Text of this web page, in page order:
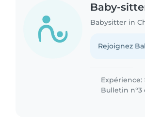
Baby-
Babysitter in
Rejoignez
Expérience:
Bulletin n°3